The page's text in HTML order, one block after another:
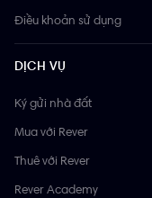
Điều khoản sử dụng
DỊCH VỤ
Ký gửi nhà đất
Mua với Rever
Thuê với Rever
Rever Academy